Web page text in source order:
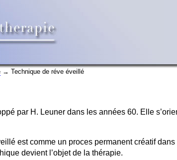
→ Technique de réve éveillé
par H. Leuner dans les années 60. Elle
est comme un proces permanent créatif
devient l’objet de la thérapie.